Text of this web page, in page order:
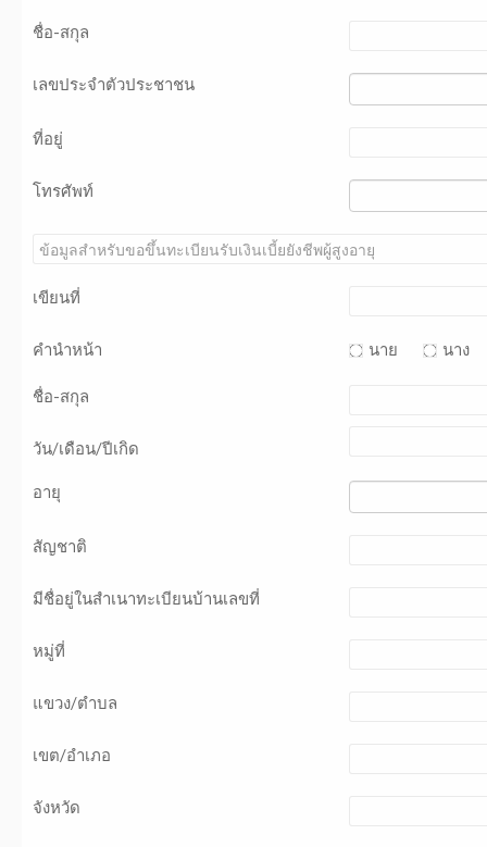
ชื่อ-สกุล
เลขประจำตัวประชาชน
ที่อยู่
โทรศัพท์
เขียนที่
คำนำหน้า นาย นาง
ชื่อ-สกุล
วัน/เดือน/ปีเกิด
อายุ
สัญชาติ
มีชื่อยู่ในสำเนาทะเบียนบ้านเลขที่
หมู่ที่
แขวง/ตำบล
เขต/อำเภอ
จังหวัด